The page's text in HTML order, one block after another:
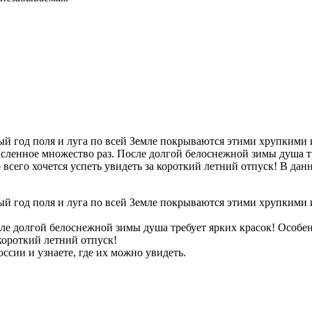
год поля и луга по всей Земле покрываются этими
множество раз. После долгой белоснежной зимы душа
хочется успеть увидеть за короткий летний отпуск! В
год поля и луга по всей Земле покрываются этими
долгой белоснежной зимы душа требует ярких красок!
летний отпуск!
и узнаете, где их можно увидеть.